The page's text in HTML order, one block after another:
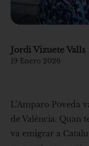
Jordi Vizuete Valls
19 Enero 2026
L’Amparo Poveda
de València. Quan
va emigrar a